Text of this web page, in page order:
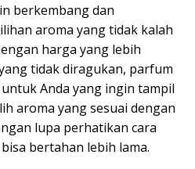
berkembang dan
aroma yang tidak kalah
harga yang lebih
tidak diragukan, parfum
Anda yang ingin tampil
aroma yang sesuai dengan
lupa perhatikan cara
bertahan lebih lama.